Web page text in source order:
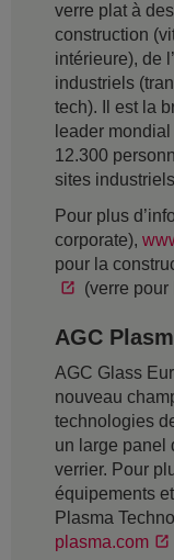
verre plat à
construction
intérieure), de
industriels
tech). Il est la
leader
12.300
sites
Pour plus
corporate),
pour la
(verre pour
AGC
AGC Glass
nouveau
technologies
un large panel
verrier. Pour
équipements
Plasma
plasma.com